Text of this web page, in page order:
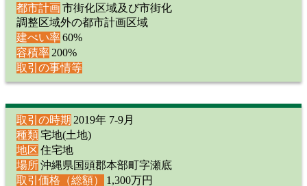
都市計画 市街化区域及び市街化
調整区域外の都市計画区域
建ぺい率60%
容積率200%
取引の事情等
取引の時期 2019年 7-9月
種類 宅地(土地)
地区 住宅地
場所沖縄県国頭郡本部町字瀬底
取引価格（総額）
1,300万円